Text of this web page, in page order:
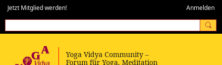
Jetzt Mitglied werden! Anmelden